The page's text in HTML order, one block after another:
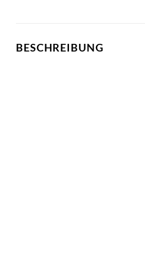
BESCHREIBUNG